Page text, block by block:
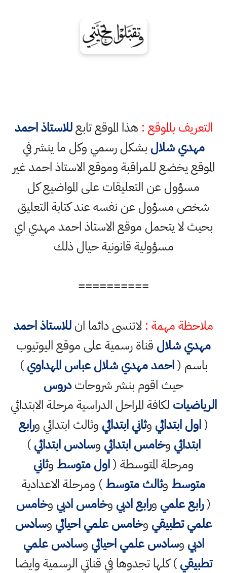
التعريف بالموقع : هذا الموقع تابعللاستاذ احمد
مهدي شلال بشكل رسمي وكل ما ينشر في
الموقع يخضع للمراقبة وموقع الاستاذ احمد غير
مسؤول عن التعليقات على المواضيع كل
شخص مسؤول عن نفسه عند كتابة التعليق
بحيث لا يتحمل موقع الاستاذ احمد مهدي اي
مسؤولية قانونية حيال ذلك
==========
ملاحظة مهمة : لاتنسى دائما انللاستاذ احمد
مهدي شلال قناة رسمية على موقع اليوتيوب
باسم (احمد مهدي شلال عباس المهداوي)
حيث اقوم بنشر شروحاتدروس
الرياضيات لكافة المراحل الدراسية مرحلة الابتدائي
(اول ابتدائي وثاني ابتدائي وثالث ابتدائي ورابع
ابتدائي وخامس ابتدائي وسادس ابتدائي)
ومرحلة المتوسطة (اول متوسط وثاني
متوسط وثالث متوسط) ومرحلة الاعدادية
(رابع علمي ورابع ادبي وخامس ادبي وخامس
علمي تطبيقي وخامس علمي احيائي وسادس
ادبي وسادس علمي احيائي وسادس علمي
تطبيقي) كلها تجدوها في قناتي الرسمية وايضا